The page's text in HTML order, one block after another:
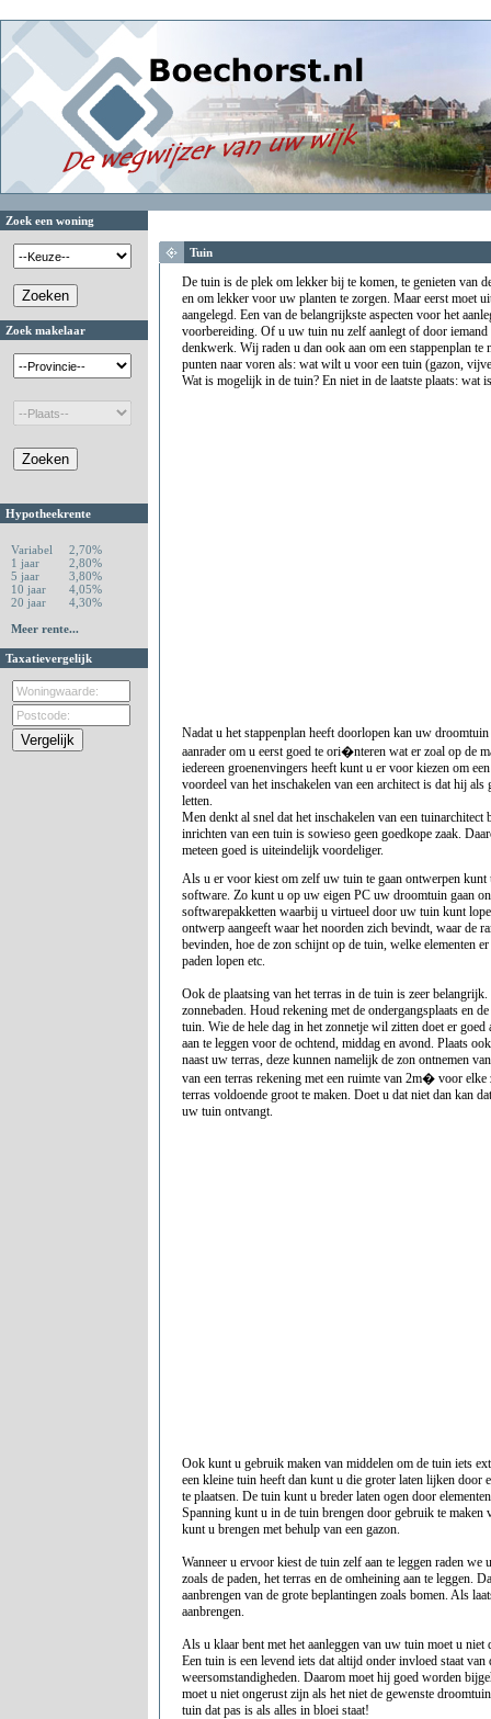
Zoek een woning
Zoek makelaar
Hypotheekrente
Variabel
2,70%
1 jaar
2,80%
5 jaar
3,80%
10 jaar
4,05%
20 jaar
4,30%
Meer rente...
Taxatievergelijk
Tuin
De tuin is de plek om lekker bij te komen, te genieten van
en om lekker voor uw planten te zorgen. Maar eerst moet
aangelegd. Een van de belangrijkste aspecten voor het
voorbereiding. Of u uw tuin nu zelf aanlegt of door iemand
denkwerk. Wij raden u dan ook aan om een stappenplan te
punten naar voren als: wat wilt u voor een tuin (gazon,
Wat is mogelijk in de tuin? En niet in de laatste plaats: wat
Nadat u het stappenplan heeft doorlopen kan uw
aanrader om u eerst goed te ori�nteren wat er zoal op de
iedereen groenenvingers heeft kunt u er voor kiezen om
voordeel van het inschakelen van een architect is dat hij als
letten.
Men denkt al snel dat het inschakelen van een tuinarchitect
inrichten van een tuin is sowieso geen goedkope zaak.
meteen goed is uiteindelijk voordeliger.
Als u er voor kiest om zelf uw tuin te gaan ontwerpen kunt
software. Zo kunt u op uw eigen PC uw droomtuin gaan
softwarepakketten waarbij u virtueel door uw tuin kunt
ontwerp aangeeft waar het noorden zich bevindt, waar de
bevinden, hoe de zon schijnt op de tuin, welke elementen
paden lopen etc.
Ook de plaatsing van het terras in de tuin is zeer
zonnebaden. Houd rekening met de ondergangsplaats en
tuin. Wie de hele dag in het zonnetje wil zitten doet er
aan te leggen voor de ochtend, middag en avond. Plaats
naast uw terras, deze kunnen namelijk de zon ontnemen
van een terras rekening met een ruimte van 2m� voor
terras voldoende groot te maken. Doet u dat niet dan kan
uw tuin ontvangt.
Ook kunt u gebruik maken van middelen om de tuin iets
een kleine tuin heeft dan kunt u die groter laten lijken door
te plaatsen. De tuin kunt u breder laten ogen door
Spanning kunt u in de tuin brengen door gebruik te maken
kunt u brengen met behulp van een gazon.
Wanneer u ervoor kiest de tuin zelf aan te leggen raden we
zoals de paden, het terras en de omheining aan te leggen.
aanbrengen van de grote beplantingen zoals bomen. Als
aanbrengen.
Als u klaar bent met het aanleggen van uw tuin moet u niet
Een tuin is een levend iets dat altijd onder invloed staat van
weersomstandigheden. Daarom moet hij goed worden
moet u niet ongerust zijn als het niet de gewenste
tuin dat pas is als alles in bloei staat!